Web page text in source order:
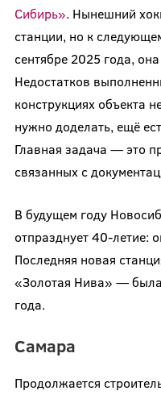
Сибирь». Нынешний
станции, но к
сентябре 2025 года,
Недостатков
конструкциях объекта
нужно доделать, ещё
Главная задача — это
связанных с
В будущем году
отпразднует 40-летие:
Последняя новая
«Золотая Нива» —
года.
Самара
Продолжается